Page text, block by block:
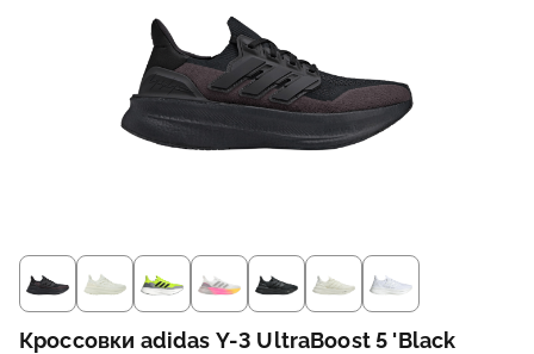
Кроссовки adidas Y-3 UltraBoost 5 'Black